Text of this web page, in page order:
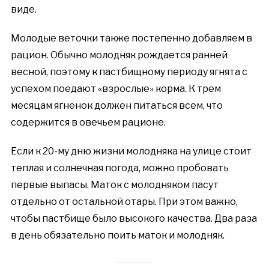
виде.
Молодые веточки также постепенно добавляем в
рацион. Обычно молодняк рождается ранней
весной, поэтому к пастбищному периоду ягнята с
успехом поедают «взрослые» корма. К трем
месяцам ягненок должен питаться всем, что
содержится в овечьем рационе.
Если к 20-му дню жизни молодняка на улице стоит
теплая и солнечная погода, можно пробовать
первые выпасы. Маток с молодняком пасут
отдельно от остальной отары. При этом важно,
чтобы пастбище было высокого качества. Два раза
в день обязательно поить маток и молодняк.